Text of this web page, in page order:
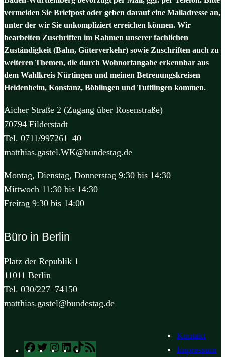
vermeiden Sie Briefpost oder geben darauf eine Mailadresse an,
unter der wir Sie unkompliziert erreichen können. Wir
bearbeiten Zuschriften im Rahmen unserer fachlichen
Zuständigkeit (Bahn, Güterverkehr) sowie Zuschriften auch zu
weiteren Themen, die durch Wohnortangabe erkennbar aus
dem Wahlkreis Nürtingen und meinen Betreuungskreisen
Heidenheim, Konstanz, Böblingen und Tuttlingen kommen.
Aicher Straße 2 (Zugang über Rosenstraße)
70794 Filderstadt
Tel. 0711/997261–40
matthias.gastel.WK@bundestag.de
Montag, Dienstag, Donnerstag 9:30 bis 14:30
Mittwoch 11:30 bis 14:30
Freitag 9:30 bis 14:00
Büro in Berlin
Platz der Republik 1
11011 Berlin
Tel. 030/227–74150
matthias.gastel@bundestag.de
Facebook
TwitterInstagram
LinkedIn
TikTok
Kontakt
Impressum